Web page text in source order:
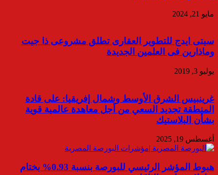
مايو 21, 2024
سيتى ايدج للتطوير العقارى تطلق مشروعى ذا جيت
وماذارين فى العلمين الجديدة
يوليو 3, 2019
غرينبيس الشرق الأوسط وشمال إفريقيا: على قادة
المنطقة تجديد السعي من أجل معاهدة عالمية قوية
بشأن البلاستيك
أغسطس 19, 2025
هبوط المؤشر الرئيسي للبورصة بنسبة 0.93% بختام